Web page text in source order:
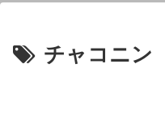
チャコニン